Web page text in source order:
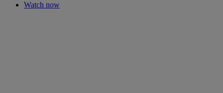
Watch now